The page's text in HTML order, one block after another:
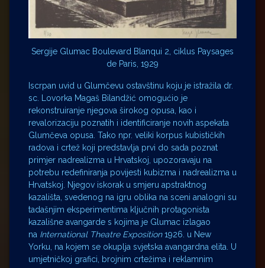
Sergije Glumac Boulevard Blanqui 2, ciklus Paysages
de Paris, 1929
Iscrpan uvid u Glumčevu ostavštinu koju je istražila dr.
sc. Lovorka Magaš Bilandžić omogućio je
rekonstruiranje njegova širokog opusa, kao i
revalorizaciju poznatih i identificiranje novih aspekata
Glumčeva opusa. Tako npr. veliki korpus kubističkih
radova i crtež koji predstavlja prvi do sada poznat
primjer nadrealizma u Hrvatskoj, upozoravaju na
potrebu redefiniranja povijesti kubizma i nadrealizma u
Hrvatskoj. Njegov iskorak u smjeru apstraktnog
kazališta, svedenog na igru oblika na sceni analogni su
tadašnjim eksperimentima ključnih protagonista
kazališne avangarde s kojima je Glumac izlagao
na International Theatre Exposition1926. u New
Yorku, na kojem se okuplja svjetska avangardna elita. U
umjetničkoj grafici, brojnim crtežima i reklamnim